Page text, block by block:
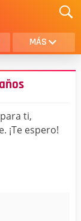
MÁS
AMOR
HIJA ti,
¡Te espero!